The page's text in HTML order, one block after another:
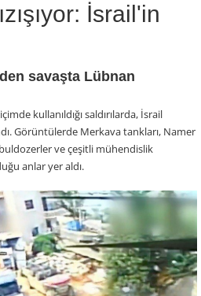
İsrail'in
savaşta Lübnan
kullanıldığı saldırılarda, İsrail
Görüntülerde Merkava tankları, Namer
buldozerler ve çeşitli mühendislik
anlar yer aldı.